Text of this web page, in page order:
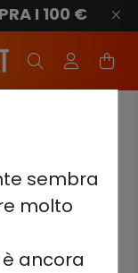
sembra
molto
ancora
I 100 €
Ice 2%